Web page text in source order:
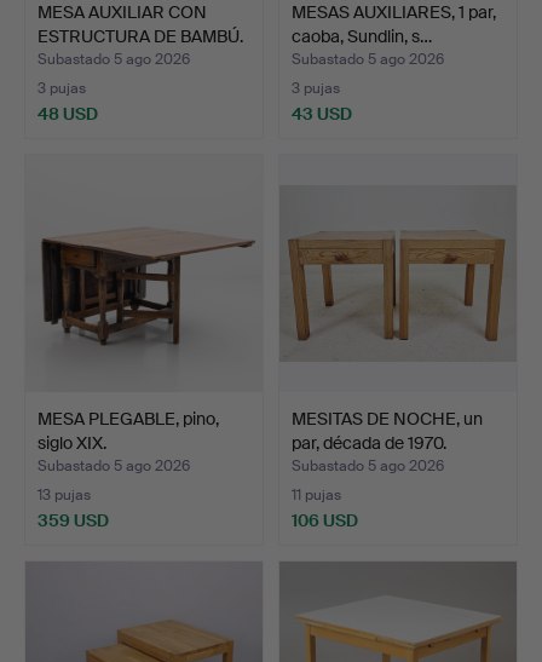
MESA AUXILIAR CON
ESTRUCTURA DE BAMBÚ.
Subastado 5 ago 2026
3 pujas
48 USD
MESAS AUXILIARES, 1 par,
caoba, Sundlin, s…
Subastado 5 ago 2026
3 pujas
43 USD
MESA PLEGABLE, pino,
siglo XIX.
Subastado 5 ago 2026
13 pujas
359 USD
MESITAS DE NOCHE, un
par, década de 1970.
Subastado 5 ago 2026
11 pujas
106 USD